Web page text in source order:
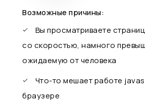
Возможные причины:
Вы просматриваете
со скоростью, намного
ожидаемую от человека
Что-то мешает работе
браузере